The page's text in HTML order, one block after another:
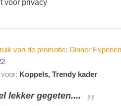
voor privacy
van de promotie: Dinner
Koppels, Trendy kader
lekker gegeten....